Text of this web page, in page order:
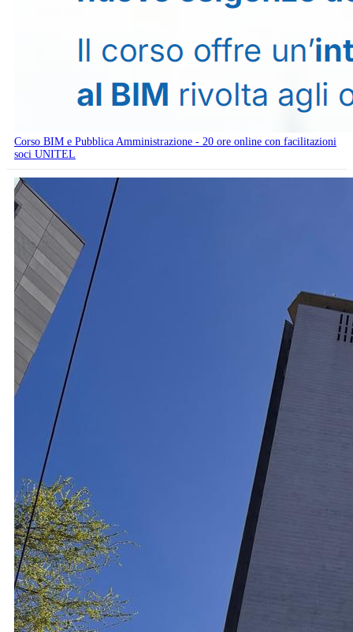
Corso BIM e Pubblica Amministrazione - 20 ore online con facilitazioni
soci UNITEL